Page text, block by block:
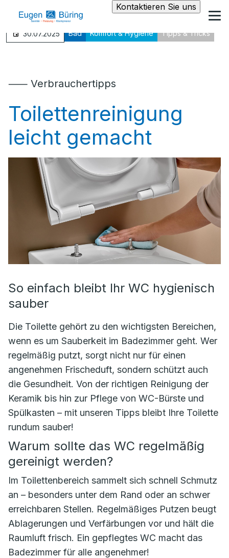
Kontaktieren Sie uns
30.07.2025 Bad Komfort & Hygiene Tipps & Tricks
⸺ Verbrauchertipps
Toilettenreinigung
leicht gemacht
So einfach bleibt Ihr WC hygienisch
sauber
Die Toilette gehört zu den wichtigsten Bereichen,
wenn es um Sauberkeit im Badezimmer geht. Wer
regelmäßig putzt, sorgt nicht nur für einen
angenehmen Frischeduft, sondern schützt auch
die Gesundheit. Von der richtigen Reinigung der
Keramik bis hin zur Pflege von WC-Bürste und
Spülkasten – mit unseren Tipps bleibt Ihre Toilette
rundum sauber!
Warum sollte das WC regelmäßig
gereinigt werden?
Im Toilettenbereich sammelt sich schnell Schmutz
an – besonders unter dem Rand oder an schwer
erreichbaren Stellen. Regelmäßiges Putzen beugt
Ablagerungen und Verfärbungen vor und hält die
Raumluft frisch. Ein gepflegtes WC macht das
Badezimmer für alle angenehmer!